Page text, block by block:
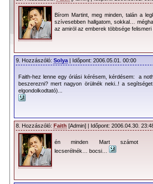
Bírom Martint, meg minden, talán a
szívesebben hallgatom, sokkal…
az amiröl az emberek többsége felismeri
9. Hozzászóló: Solya | Időpont: 2006.05.01. 00:00
Faith-hez lenne egy óriási kérésem, kérdésem: a
beszerezni? mert nagyon örülnék neki..! a
elgondolkodtató)...
8. Hozzászóló: Faith [Admin] | Időpont: 2006.04.30.
én minden Mart számot
lecserélnék… bocsi…